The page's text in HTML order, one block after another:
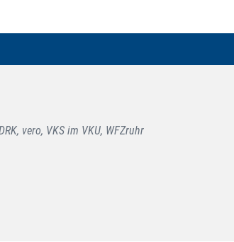
vero, VKS im VKU, WFZruhr